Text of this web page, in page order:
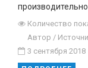
Количество
Автор /
3 сентября 2018